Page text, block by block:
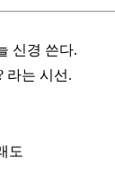
신경 쓴다.
라는 시선.
도